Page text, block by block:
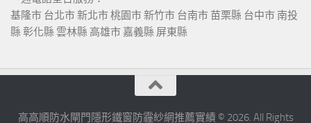
基隆市 台北市 新北市 桃園市 新竹市 台南市 苗栗縣 台中市 南投
縣 彰化縣 雲林縣 高雄市 嘉義縣 屏東縣
高高順防水閘門隱形鐵窗防霾紗網推薦實績 © 2026. All Rights